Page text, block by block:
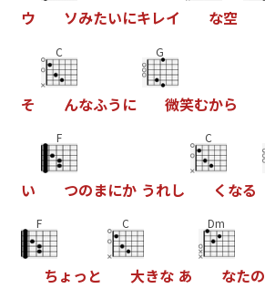
ウ ソみたいにキレイ な空
そ
C
んなふう に
G
微笑むから
い
F
つのまにか うれし
C
く なる
F
ちょ っ と
C
大きな あ
Dm
なたの